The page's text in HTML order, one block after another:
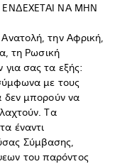
ΕΝΔΕΧΕΤΑΙ ΝΑ ΜΗΝ
την Αφρική,
τη Ρωσική
σας τα εξής:
με τους
δεν μπορούν να
Τα
έναντι
Σύμβασης,
του παρόντος